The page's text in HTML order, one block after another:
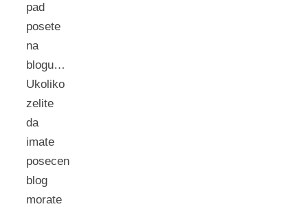
pad
posete
na
blogu…
Ukoliko
zelite
da
imate
posecen
blog
morate